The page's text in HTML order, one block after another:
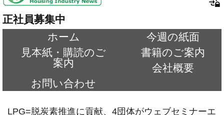
正社員募集中
ホーム
今週の紙面
見本紙・購読のご
案内
書籍のご案内
会社概要
お問い合わせ
LPG=脱炭素推進に貢献、4団体がウェブセミナーエ